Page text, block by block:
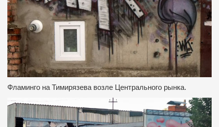
Фламинго на Тимирязева возле Центрального рынка.